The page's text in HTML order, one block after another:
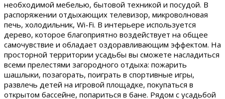
необходимой мебелью, бытовой техникой и посудой. В
распоряжении отдыхающих телевизор, микроволновая
печь, холодильник, Wi-Fi. В интерьере используется
дерево, которое благоприятно воздействует на общее
самочувствие и обладает оздоравливающим эффектом. На
просторной территории усадьбы вы сможете насладиться
всеми прелестями загородного отдыха: пожарить
шашлыки, позагорать, поиграть в спортивные игры,
развлечь детей на игровой площадке, покупаться в
открытом бассейне, попариться в бане. Рядом с усадьбой